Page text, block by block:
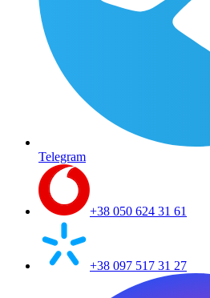
Telegram
+38 050 624 31 61
+38 097 517 31 27